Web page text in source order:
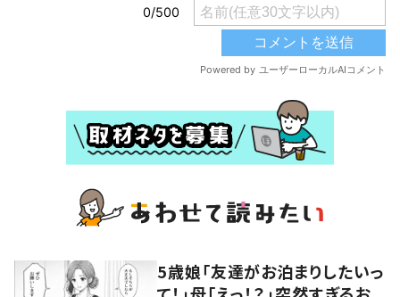
5歳娘「友達がお泊まりしたいっ